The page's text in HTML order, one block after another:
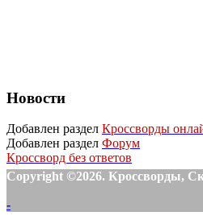
Новости
Добавлен раздел Кроссворды
Добавлен раздел Форум
Кроссворд без ответов
Copyright ©2026. Кроссворды,
-